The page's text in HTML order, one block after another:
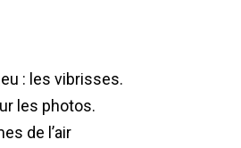
: les vibrisses.
les photos.
de l’air